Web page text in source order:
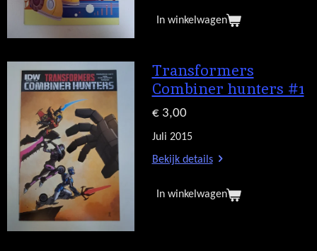
In winkelwagen
Transformers
Combiner hunters #1
€ 3,00
Juli 2015
Bekijk details
In winkelwagen